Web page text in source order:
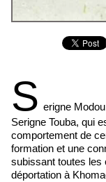
S erigne
Serigne Touba, qui
comportement de
formation et une
subissant toutes les
déportation à